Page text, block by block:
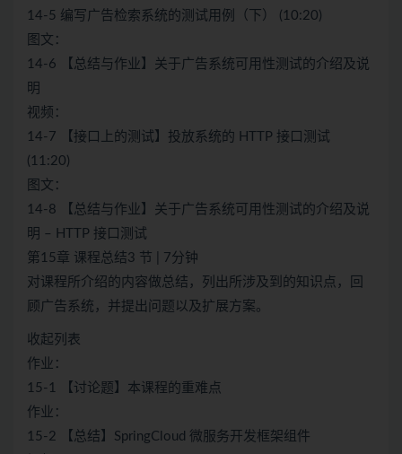
14-5 编写广告检索系统的测试用例（下） (10:20)
图文：
14-6 【总结与作业】关于广告系统可用性测试的介绍及说
明
视频：
14-7 【接口上的测试】投放系统的 HTTP 接口测试
(11:20)
图文：
14-8 【总结与作业】关于广告系统可用性测试的介绍及说
明 – HTTP 接口测试
第15章 课程总结3 节 | 7分钟
对课程所介绍的内容做总结，列出所涉及到的知识点，回
顾广告系统，并提出问题以及扩展方案。
收起列表
作业：
15-1 【讨论题】本课程的重难点
作业：
15-2 【总结】SpringCloud 微服务开发框架组件